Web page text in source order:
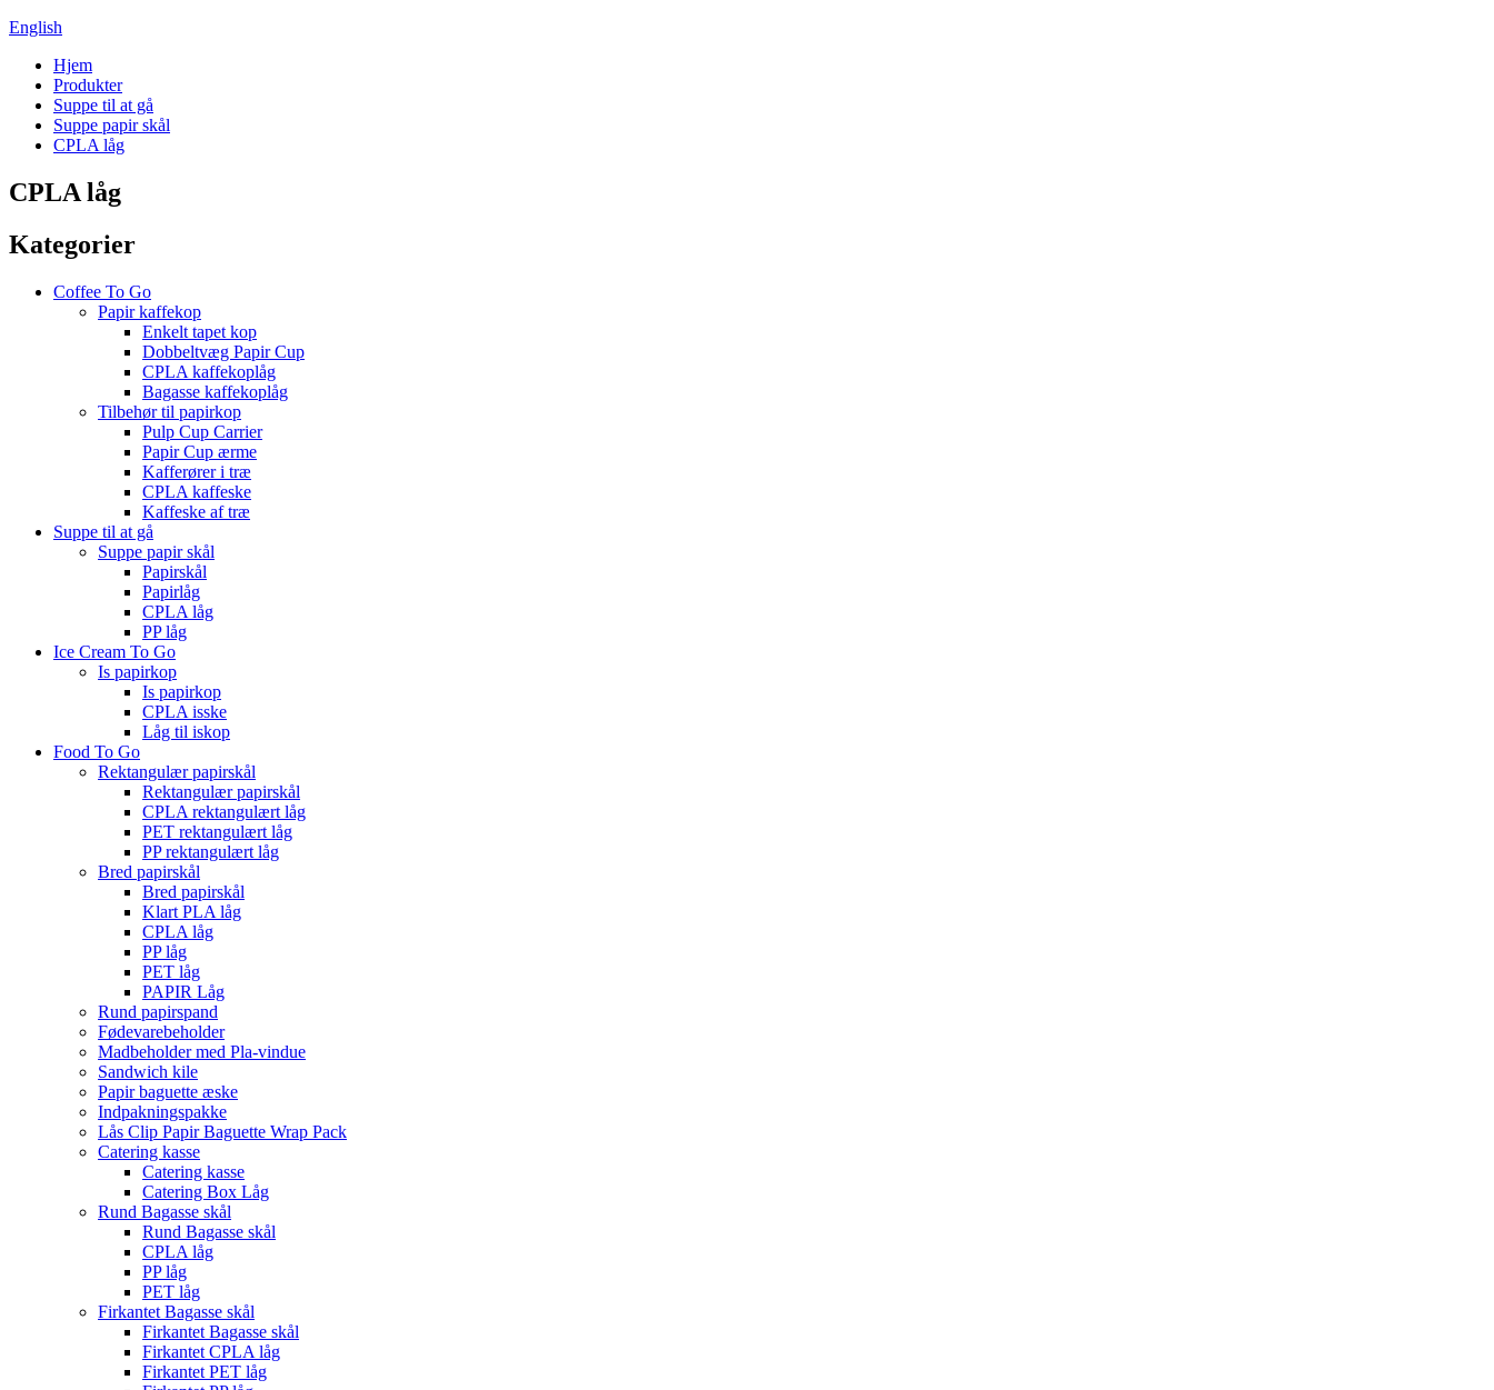
English
Hjem
Produkter
Suppe til at gå
Suppe papir skål
CPLA låg
CPLA låg
Kategorier
Coffee To Go
Papir kaffekop
Enkelt tapet kop
Dobbeltvæg Papir Cup
CPLA kaffekoplåg
Bagasse kaffekoplåg
Tilbehør til papirkop
Pulp Cup Carrier
Papir Cup ærme
Kafferører i træ
CPLA kaffeske
Kaffeske af træ
Suppe til at gå
Suppe papir skål
Papirskål
Papirlåg
CPLA låg
PP låg
Ice Cream To Go
Is papirkop
Is papirkop
CPLA isske
Låg til iskop
Food To Go
Rektangulær papirskål
Rektangulær papirskål
CPLA rektangulært låg
PET rektangulært låg
PP rektangulært låg
Bred papirskål
Bred papirskål
Klart PLA låg
CPLA låg
PP låg
PET låg
PAPIR Låg
Rund papirspand
Fødevarebeholder
Madbeholder med Pla-vindue
Sandwich kile
Papir baguette æske
Indpakningspakke
Lås Clip Papir Baguette Wrap Pack
Catering kasse
Catering kasse
Catering Box Låg
Rund Bagasse skål
Rund Bagasse skål
CPLA låg
PP låg
PET låg
Firkantet Bagasse skål
Firkantet Bagasse skål
Firkantet CPLA låg
Firkantet PET låg